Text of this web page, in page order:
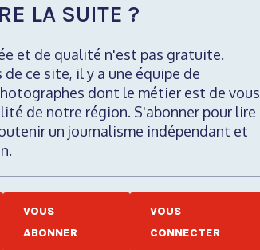
LA SUITE ?
et de qualité n'est pas gratuite.
ce site, il y a une équipe de
dont le métier est de vous
de notre région. S'abonner pour lire
un journalisme indépendant et
VOUS
ABONNER
VOUS
CONNECTER